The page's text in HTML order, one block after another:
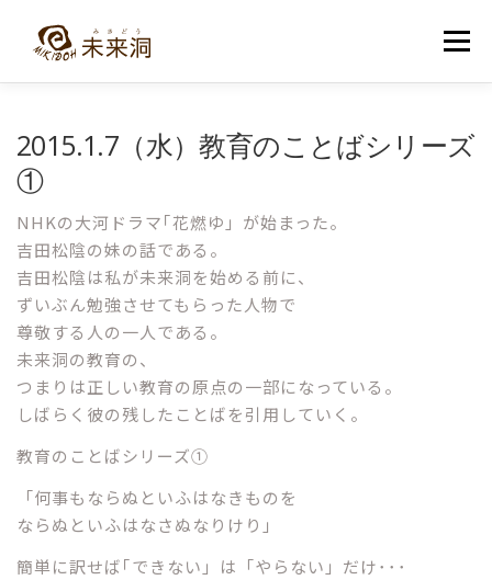
メニュー
2015.1.7（水）教育のことばシリーズ
①
NHKの大河ドラマ｢花燃ゆ」が始まった。
吉田松陰の妹の話である。
吉田松陰は私が未来洞を始める前に、
ずいぶん勉強させてもらった人物で
尊敬する人の一人である。
未来洞の教育の、
つまりは正しい教育の原点の一部になっている。
しばらく彼の残したことばを引用していく。
教育のことばシリーズ①
「何事もならぬといふはなきものを
ならぬといふはなさぬなりけり」
簡単に訳せば｢できない」は「やらない」だけ･･･